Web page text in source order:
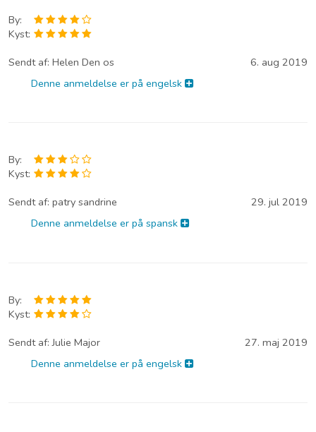
By:
Kyst:
Sendt af: Helen Den os
6. aug 2019
Denne anmeldelse er på engelsk
By:
Kyst:
Sendt af: patry sandrine
29. jul 2019
Denne anmeldelse er på spansk
By:
Kyst:
Sendt af:Julie Major
27. maj 2019
Denne anmeldelse er på engelsk